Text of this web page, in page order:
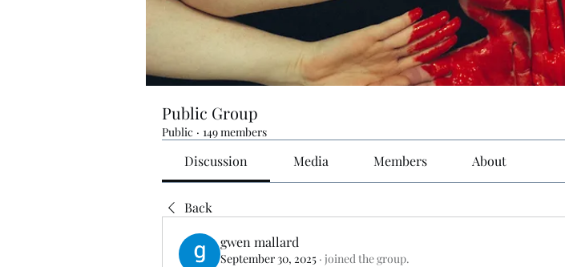
Public Group
Public · 149 members
Discussion Media Members About
Back
gwen mallard
September 30, 2025 · joined the group.